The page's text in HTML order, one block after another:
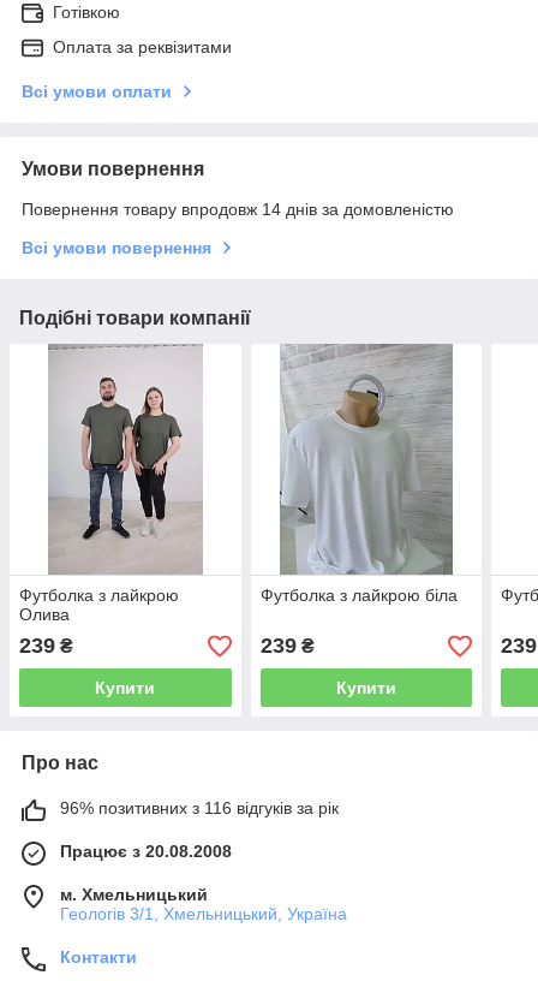
Готівкою
Оплата за реквізитами
Всі умови оплати
Умови повернення
Повернення товару впродовж 14 днів за домовленістю
Всі умови повернення
Подібні товари компанії
Футболка з лайкрою
Олива
239 ₴
Купити
Футболка з лайкрою біла
239₴
Купити
239
Про нас
96% позитивних з 116 відгуків за рік
Працює з 20.08.2008
м. Хмельницький
Геологів 3/1, Хмельницький, Україна
Контакти